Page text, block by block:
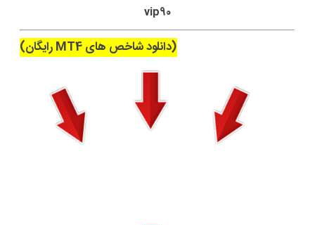
vip90
(دانلود شاخص های MT4 رایگان)